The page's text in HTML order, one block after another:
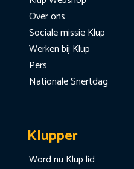
Over ons
Sociale missie Klup
Werken bij Klup
Pers
Nationale Snertdag
Klupper
Word nu Klup lid